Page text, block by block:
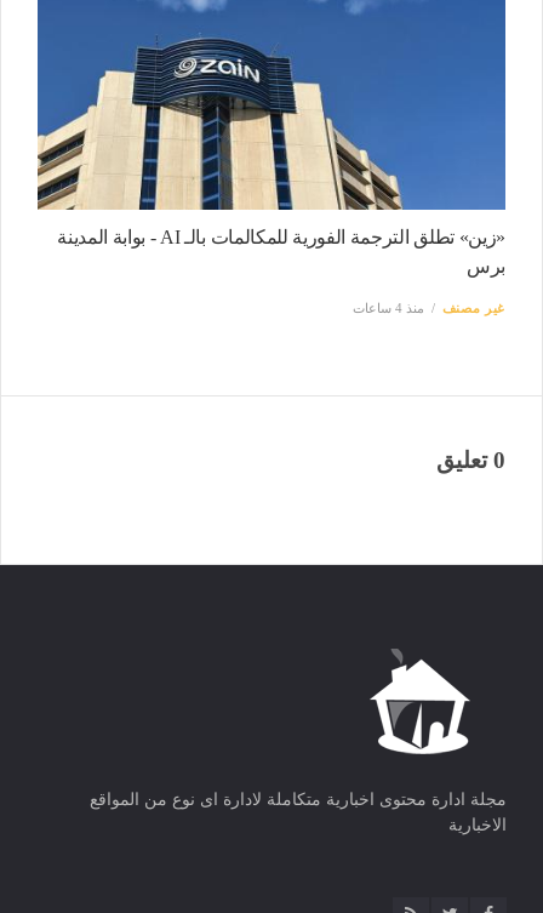
«زين» تطلق الترجمة الفورية للمكالمات بالـ AI - بوابة المدينة
برس
غير مصنف منذ 4 ساعات
0 تعليق
مجلة ادارة محتوى اخبارية متكاملة لادارة اى نوع من المواقع
الاخبارية